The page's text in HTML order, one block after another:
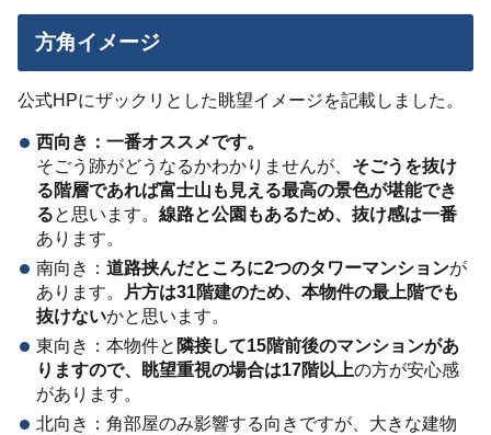
方角イメージ
公式HPにザックリとした眺望イメージを記載しました。
西向き：一番オススメです。
そごう跡がどうなるかわかりませんが、 そごうを抜け
る階層であれば富士山も見える最高の景色が堪能でき
ると思います。 線路と公園もあるため、抜け感は一番
あります。
南向き： 道路挟んだところに2つのタワーマンションが
あります。
片方は31階建のため、本物件の最上階でも
抜けないかと思います。
東向き：本物件と 隣接して15階前後のマンションがあ
りますので、眺望重視の場合は17階以上の方が安心感
があります。
北向き：角部屋のみ影響する向きですが、大きな建物